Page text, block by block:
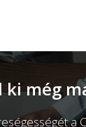
ki még
a